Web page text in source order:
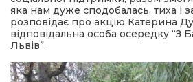
яка нам дуже сподобалась, тиха і
розповідає про акцію Катерина
відповідальна особа осередку “З
Львів”.